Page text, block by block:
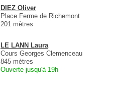
DIEZ Oliver
Place Ferme de Richemont
201 mètres
LE LANN Laura
Cours Georges Clemenceau
845 mètres
Ouverte jusqu'à 19h